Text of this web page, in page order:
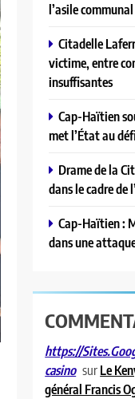
l’asile communal
Citadelle
victime, entre
insuffisantes
Cap-Haïtien
met l’État au
Drame de la
dans le cadre de
Cap-Haïtien :
dans une
https://
casino surLe
général Francis